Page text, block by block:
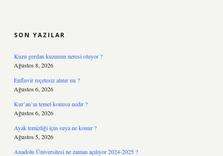
SON YAZILAR
Kuzu gerdan kuzunun neresi oluyor ?
Ağustos 8, 2026
Enfluvir reçetesiz alınır mı ?
Ağustos 6, 2026
Kur’an’ın temel konusu nedir ?
Ağustos 6, 2026
Ayak temizliği için suya ne konur ?
Ağustos 5, 2026
Anadolu Üniversitesi ne zaman açılıyor 2024-2025 ?